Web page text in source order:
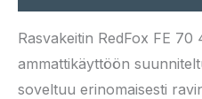
Rasvakeitin RedFox FE
ammattikäyttöön
soveltuu erinomaisesti